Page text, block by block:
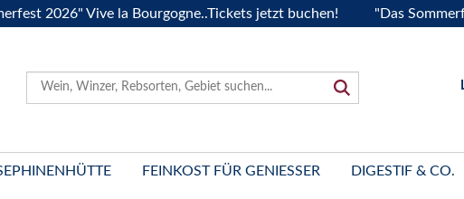
Vive la Bourgogne..Tickets jetzt buchen! "Das Sommerfest
FEINKOST FÜR GENIESSER DIGESTIF & CO.